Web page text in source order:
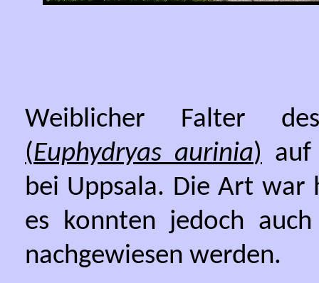
Weiblicher Falter
(Euphydryas aurinia) auf
bei Uppsala. Die Art war
es konnten jedoch
nachgewiesen werden.